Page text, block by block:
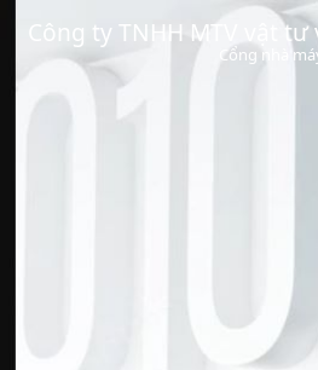
Công ty TNHH MTV vật
Cổng nhà